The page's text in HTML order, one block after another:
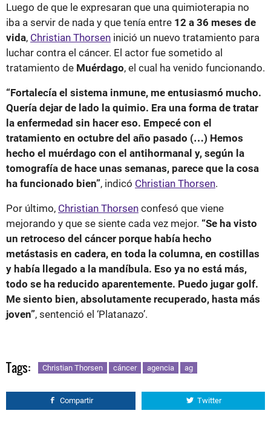
Luego de que le expresaran que una quimioterapia no
iba a servir de nada y que tenía entre 12 a 36 meses de
vida, Christian Thorsen inició un nuevo tratamiento para
luchar contra el cáncer. El actor fue sometido al
tratamiento de Muérdago, el cual ha venido funcionando.
“Fortalecía el sistema inmune, me entusiasmó mucho.
Quería dejar de lado la quimio. Era una forma de tratar
la enfermedad sin hacer eso. Empecé con el
tratamiento en octubre del año pasado (…) Hemos
hecho el muérdago con el antihormanal y, según la
tomografía de hace unas semanas, parece que la cosa
ha funcionado bien”, indicó Christian Thorsen.
Por último, Christian Thorsen confesó que viene
mejorando y que se siente cada vez mejor. “Se ha visto
un retroceso del cáncer porque había hecho
metástasis en cadera, en toda la columna, en costillas
y había llegado a la mandíbula. Eso ya no está más,
todo se ha reducido aparentemente. Puedo jugar golf.
Me siento bien, absolutamente recuperado, hasta más
joven”, sentenció el ‘Platanazo’.
Tags: Christian Thorsen cáncer agencia ag
Compartir Twitter